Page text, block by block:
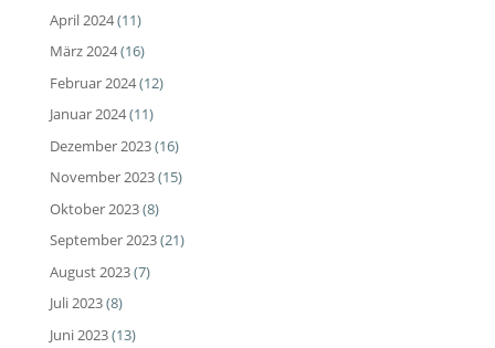
April 2024(11)
März 2024(16)
Februar 2024(12)
Januar 2024(11)
Dezember 2023(16)
November 2023(15)
Oktober 2023(8)
September 2023(21)
August 2023(7)
Juli 2023(8)
Juni 2023(13)